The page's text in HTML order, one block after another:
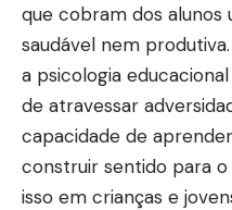
que cobram dos alunos
saudável nem
a psicologia
de atravessar
capacidade de
construir sentido para
isso em crianças e